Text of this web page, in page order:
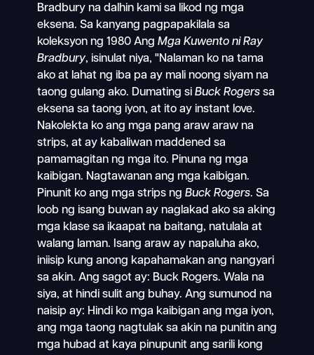
Bradbury na dalhin kami sa likod ng mga
eksena. Sa kanyang pagpapakilala sa
koleksyon ng 1980 Ang Mga Kuwento ni Ray
Bradbury, isinulat niya, "Nalaman ko na tama
ako at lahat ng iba pa ay mali noong siyam na
taong gulang ako. Dumating si Buck Rogerssa
eksena sa taong iyon, at ito ay instant love.
Nakolekta ko ang mga pang araw araw na
strips, at ay kabaliwan maddened sa
pamamagitan ng mga ito. Pinuna ng mga
kaibigan. Nagtawanan ang mga kaibigan.
Pinunit ko ang mga strips ng Buck Rogers. Sa
loob ng isang buwan ay naglakad ako sa aking
mga klase sa ikaapat na baitang, natulala at
walang laman. Isang araw ay napaluha ako,
iniisip kung anong kapahamakan ang nangyari
sa akin. Ang sagot ay: Buck Rogers. Wala na
siya, at hindi sulit ang buhay. Ang sumunod na
naisip ay: Hindi ko mga kaibigan ang mga iyon,
ang mga taong nagtulak sa akin na punitin ang
mga hubad at kaya pinupunit ang sarili kong